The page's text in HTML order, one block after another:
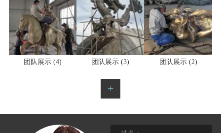
团队展示 (4) 团队展示 (3) 团队展示 (2)
+